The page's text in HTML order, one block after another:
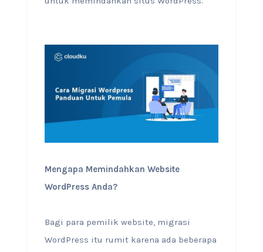
Mengapa Memindahkan Website
WordPress Anda?
Bagi para pemilik website, migrasi
WordPress itu rumit karena ada beberapa